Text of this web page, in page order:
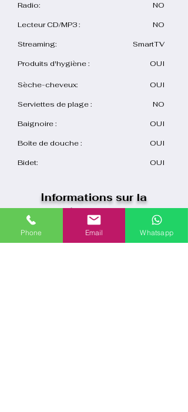
Radio: NO
Lecteur CD/MP3 : NO
Streaming: SmartTV
Produits d'hygiène : OUI
Sèche-cheveux: OUI
Serviettes de plage : NO
Baignoire : OUI
Boîte de douche : OUI
Bidet: OUI
Informations sur la
réservation
Check-in: 15:00
Phone Email Whatsapp